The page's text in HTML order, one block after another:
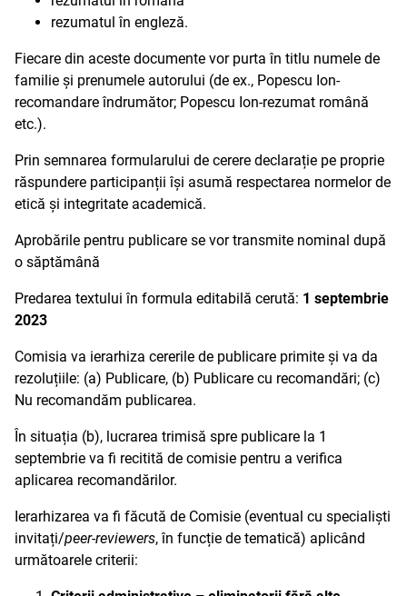
rezumatul în engleză.
Fiecare din aceste documente vor purta în titlu numele de
familie și prenumele autorului (de ex., Popescu Ion-
recomandare îndrumător; Popescu Ion-rezumat română
etc.).
Prin semnarea formularului de cerere declarație pe proprie
răspundere participanții își asumă respectarea normelor de
etică și integritate academică.
Aprobările pentru publicare se vor transmite nominal după
o săptămână
Predarea textului în formula editabilă cerută: 1 septembrie
2023
Comisia va ierarhiza cererile de publicare primite și va da
rezoluțiile: (a) Publicare, (b) Publicare cu recomandări; (c)
Nu recomandăm publicarea.
În situația (b), lucrarea trimisă spre publicare la 1
septembrie va fi recitită de comisie pentru a verifica
aplicarea recomandărilor.
Ierarhizarea va fi făcută de Comisie (eventual cu specialiști
invitați/peer-reviewers, în funcție de tematică) aplicând
următoarele criterii: